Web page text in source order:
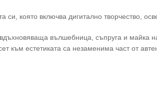
си, която включва дигитално творчество,
вълшебница, съпруга и майка
към естетиката са незаменима част от